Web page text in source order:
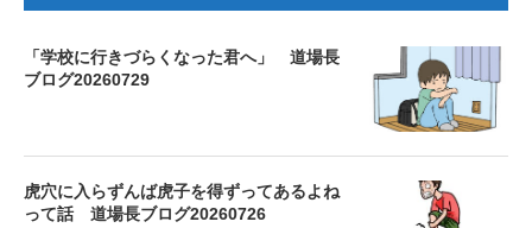
「学校に行きづらくなった君へ」 道場長
ブログ20260729
虎穴に入らずんば虎子を得ずってあるよね
って話 道場長ブログ20260726